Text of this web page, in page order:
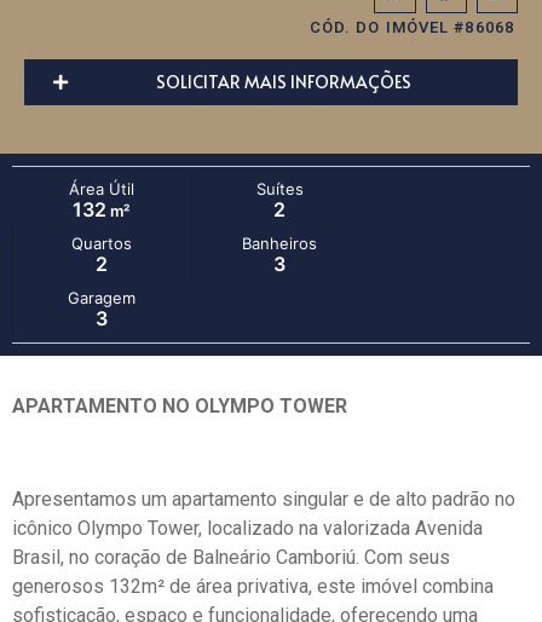
CÓD. DO IMÓVEL #86068
SOLICITAR MAIS INFORMAÇÕES
Área Útil
132 m²
Suítes
2
Quartos
2
Banheiros
3
Garagem
3
APARTAMENTO NO OLYMPO TOWER
Apresentamos um apartamento singular e de alto padrão no
icônico Olympo Tower, localizado na valorizada Avenida
Brasil, no coração de Balneário Camboriú. Com seus
generosos 132m² de área privativa, este imóvel combina
sofisticação, espaço e funcionalidade, oferecendo uma